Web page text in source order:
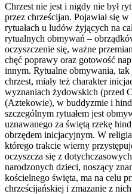
Chrzest nie jest i nigdy nie był
przez chrześcijan. Pojawiał się
rytuałach u ludów żyjących na
rytualnych obmywań –
oczyszczenie się, ważne
chęć poprawy oraz gotowość
innym. Rytualne obmywania, tak
chrzest, miały też charakter
wyznaniach żydowskich (przed
(Aztekowie), w buddyzmie i
szczególnym rytuałem jest
uznawanego za świętą rzekę
obrzędem inicjacyjnym. W
którego trakcie wierny
oczyszcza się z
narodzonych dzieci, noszący
kościelnego święta, ma na celu
chrześcijańskiej i zmazanie z